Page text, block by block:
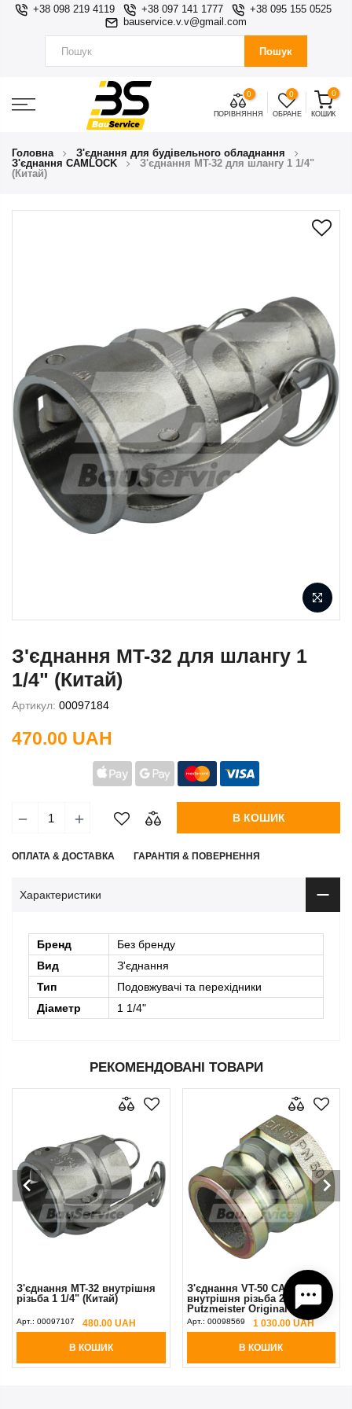
+38 098 219 4119 +38 097 141 1777
+38 095 155 0525
bauservice.v.v@gmail.com
Пошук
0
ПОРІВНЯННЯ
0
ОБРАНЕ
0
КОШИК
Головна
З'єднання для будівельного обладнання
З'єднання CAMLOCK
З'єднання MT-32 для шлангу 1 1/4"
(Китай)
З'єднання MT-32 для шлангу 1
1/4" (Китай)
Артикул: 00097184
470.00 UAH
В КОШИК
ОПЛАТА & ДОСТАВКА ГАРАНТІЯ & ПОВЕРНЕННЯ
Характеристики
Бренд
Без бренду
Вид
З'єднання
Тип
Подовжувачі та перехідники
Діаметр
1 1/4"
РЕКОМЕНДОВАНІ ТОВАРИ
З'єднання MT-32 внутрішня
різьба 1 1/4" (Китай)
Арт.: 00097107 480.00 UAH
В КОШИК
З'єднання VT-50 CAMLOCK
внутрішня різьба 2"
Putzmeister Original
Арт.: 00098569 1 030.00 UAH
В КОШИК